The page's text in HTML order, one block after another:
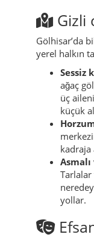
Gizli
Gölhisar’da
yerel halkın
Sessiz
ağaç
üç
küçük
Tarlalar
yollar.